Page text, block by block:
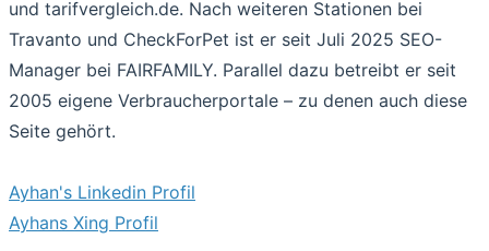
und tarifvergleich.de. Nach weiteren Stationen bei
Travanto und CheckForPet ist er seit Juli 2025 SEO-
Manager bei FAIRFAMILY. Parallel dazu betreibt er seit
2005 eigene Verbraucherportale – zu denen auch diese
Seite gehört.
Ayhan's Linkedin Profil
Ayhans Xing Profil